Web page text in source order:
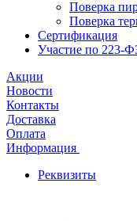
Поверка
Поверка
Сертификация
Участие по 223-
Акции
Новости
Контакты
Доставка
Оплата
Информация
Реквизиты